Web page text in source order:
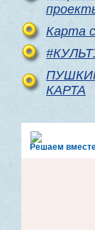
Карта
КАРТА
Решаем